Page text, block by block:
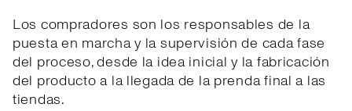
Los compradores son los responsables de la
puesta en marcha y la supervisión de cada fase
del proceso, desde la idea inicial y la fabricación
del producto a la llegada de la prenda final a las
tiendas.